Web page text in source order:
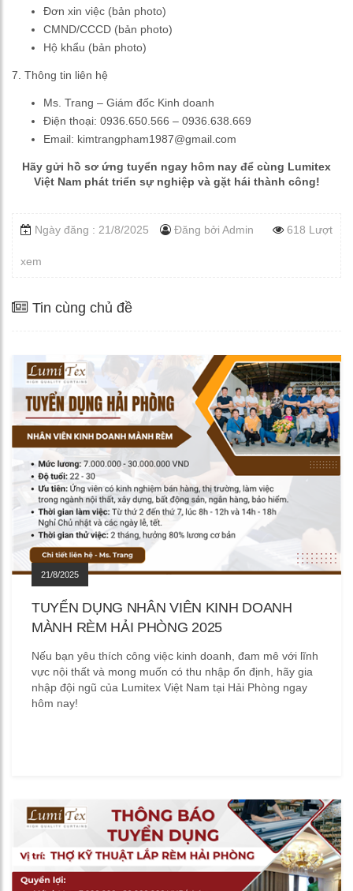
Đơn xin việc (bản photo)
CMND/CCCD (bản photo)
Hộ khẩu (bản photo)
7. Thông tin liên hệ
Ms. Trang – Giám đốc Kinh doanh
Điện thoại: 0936.650.566 – 0936.638.669
Email: kimtrangpham1987@gmail.com
Hãy gửi hồ sơ ứng tuyển ngay hôm nay để cùng Lumitex
Việt Nam phát triển sự nghiệp và gặt hái thành công!
Ngày đăng : 21/8/2025 Đăng bởi Admin 618 Lượt
xem
Tin cùng chủ đề
21/8/2025
TUYỂN DỤNG NHÂN VIÊN KINH DOANH
MÀNH RÈM HẢI PHÒNG 2025
Nếu bạn yêu thích công việc kinh doanh, đam mê với lĩnh
vực nội thất và mong muốn có thu nhập ổn định, hãy gia
nhập đội ngũ của Lumitex Việt Nam tại Hải Phòng ngay
hôm nay!